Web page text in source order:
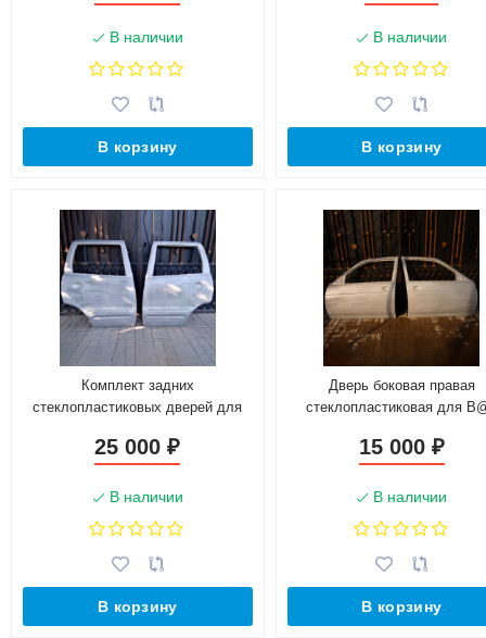
В наличии
В корзину
В наличии
В корзину
Комплект задних
стеклопластиковых дверей для
25 000₽
В наличии
В корзину
Дверь боковая правая
стеклопластиковая для
15 000 ₽
В наличии
В корзину